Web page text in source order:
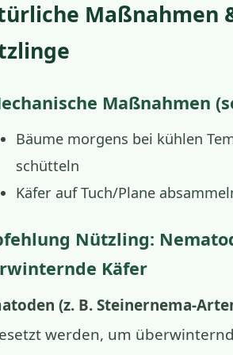
Maßnahmen
Maßnahmen
Bäume morgens bei kühlen
schütteln
Käfer auf Tuch/Plane
Nützling:
Käfer
(z. B. Steinernema-
werden, um